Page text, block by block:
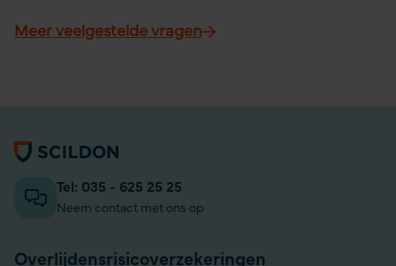
Meer veelgestelde vragen
Algemene informatie
Tel: 035 - 625 25 25
Neem contact met ons op
Overlijdensrisico­­verzekeringen